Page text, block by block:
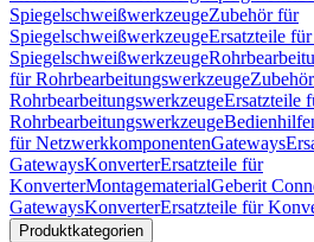
SpiegelschweißwerkzeugeZubehör für
SpiegelschweißwerkzeugeErsatzteile
Spiegelschweißwerkzeuge
für Rohrbearbeitungswerkzeuge
RohrbearbeitungswerkzeugeErsatzteile
Rohrbearbeitungswerkzeuge
für NetzwerkkomponentenGateways
GatewaysKonverterErsatzteile für
KonverterMontagematerialGeberit
GatewaysKonverterErsatzteile für
Produktkategorien